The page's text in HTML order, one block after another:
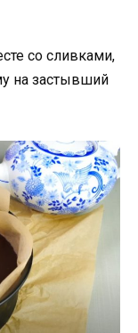
со сливками,
на застывший